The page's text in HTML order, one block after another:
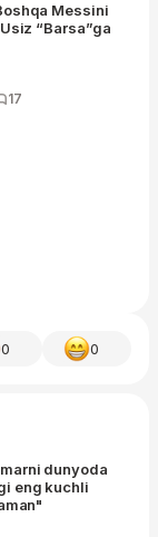
Messini
“Barsa”ga
17
0 0
dunyoda
eng kuchli